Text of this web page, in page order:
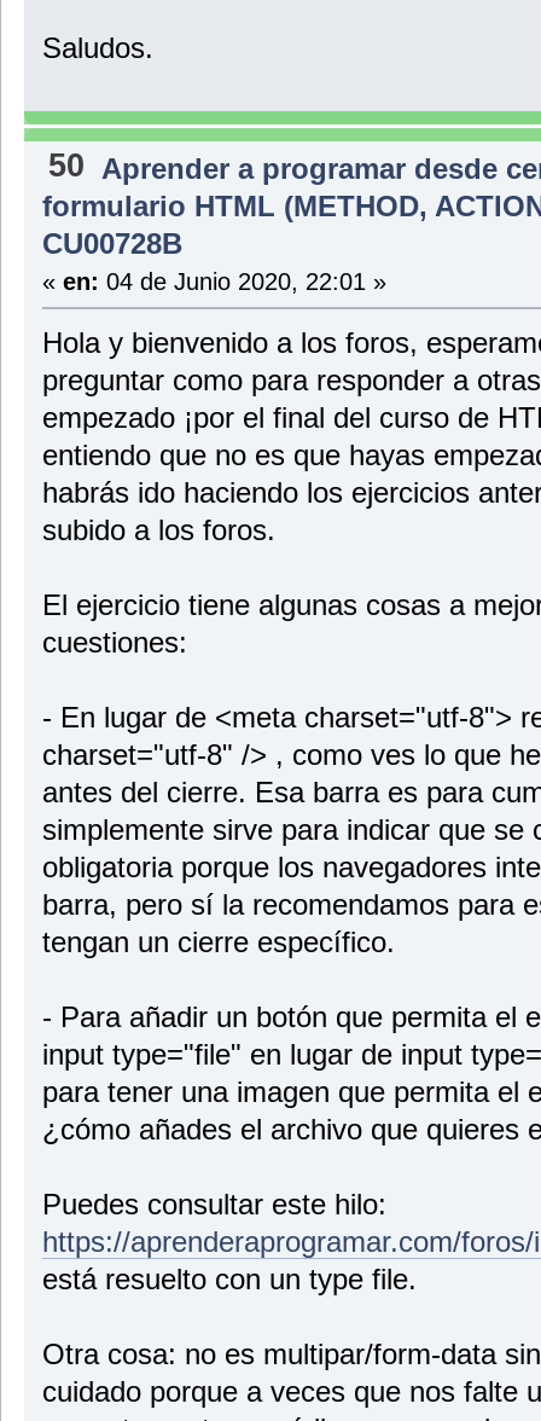
Saludos.
50 Aprender a programar desde
formulario HTML (METHOD,
CU00728B
« en: 04 de Junio 2020, 22:01 »
Hola y bienvenido a los foros,
preguntar como para responder a
empezado ¡por el final del curso de
entiendo que no es que hayas
habrás ido haciendo los ejercicios
subido a los foros.
El ejercicio tiene algunas cosas a
cuestiones:
- En lugar de <meta charset="utf-8">
charset="utf-8" /> , como ves lo que
antes del cierre. Esa barra es para
simplemente sirve para indicar que se
obligatoria porque los navegadores
barra, pero sí la recomendamos para
tengan un cierre específico.
- Para añadir un botón que permita el
input type="file" en lugar de input
para tener una imagen que permita el
¿cómo añades el archivo que quieres
Puedes consultar este hilo:
https://aprenderaprogramar.com/
está resuelto con un type file.
Otra cosa: no es multipar/form-data
cuidado porque a veces que nos falte